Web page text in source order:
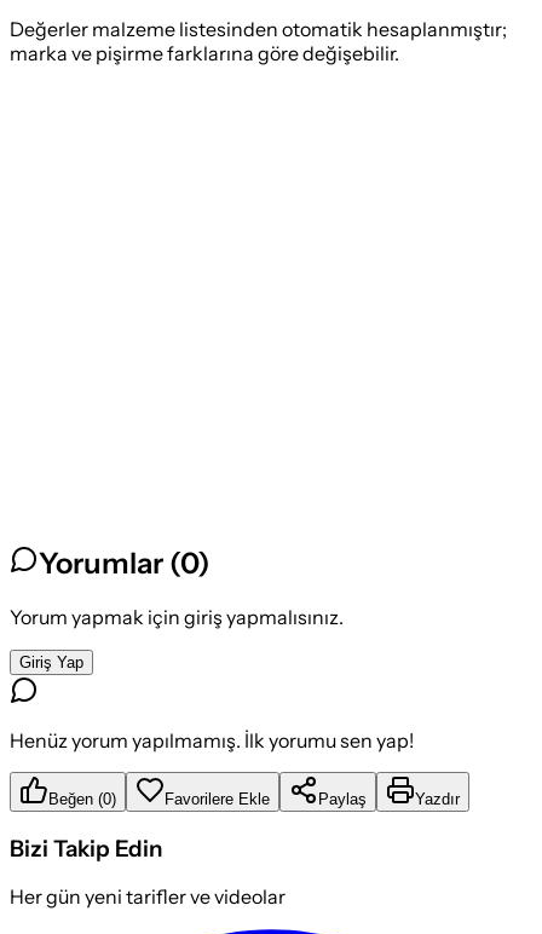
Değerler malzeme listesinden otomatik hesaplanmıştır;
marka ve pişirme farklarına göre değişebilir.
Yorumlar (0)
Yorum yapmak için giriş yapmalısınız.
Giriş Yap
Henüz yorum yapılmamış. İlk yorumu sen yap!
Beğen (0) Favorilere Ekle Paylaş Yazdır
Bizi Takip Edin
Her gün yeni tarifler ve videolar